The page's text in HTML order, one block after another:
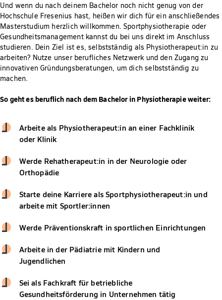
Und wenn du nach deinem Bachelor noch nicht genug von der
Hochschule Fresenius hast, heißen wir dich für ein anschließendes
Masterstudium herzlich willkommen. Sportphysiotherapie oder
Gesundheitsmanagement kannst du bei uns direkt im Anschluss
studieren. Dein Ziel ist es, selbstständig als Physiotherapeut:in zu
arbeiten? Nutze unser berufliches Netzwerk und den Zugang zu
innovativen Gründungsberatungen, um dich selbstständig zu
machen.
So geht es beruflich nach dem Bachelor in Physiotherapie weiter:
Arbeite als Physiotherapeut:in an einer Fachklinik
oder Klinik
Werde Rehatherapeut:in in der Neurologie oder
Orthopädie
Starte deine Karriere als Sportphysiotherapeut:in und
arbeite mit Sportler:innen
Werde Präventionskraft in sportlichen Einrichtungen
Arbeite in der Pädiatrie mit Kindern und
Jugendlichen
Sei als Fachkraft für betriebliche
Gesundheitsförderung in Unternehmen tätig